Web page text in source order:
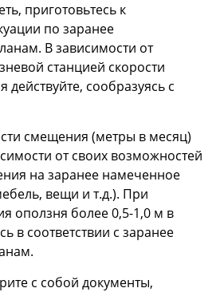
приготовьтесь к
по заранее
В зависимости от
станцией скорости
сообразуясь с
смещения (метры в месяц)
от своих возможностей
на заранее намеченное
вещи и т.д.). При
оползня более 0,5-1,0 м в
в соответствии с заранее
с собой документы,